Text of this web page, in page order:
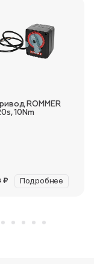
ROMMER
10Nm
₽ Подробнее